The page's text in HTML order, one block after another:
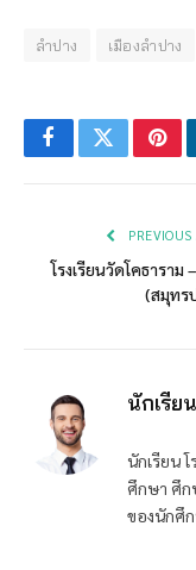
ลำปาง เมืองลำปาง
FacebookTwitter
โรงเรียนวัดโคธาราม
(สมุทร
นักเรีย
นักเรียน
ศึกษา ศึก
ของนักศึ